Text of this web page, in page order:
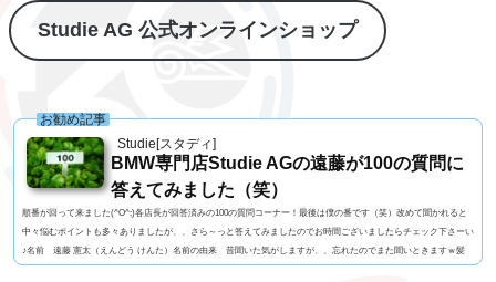
Studie AG 公式オンラインショップ
Studie[スタディ]
お勧め記事
BMW専門店Studie AGの遠藤が100の質問に
答えてみました（笑）
順番が回って来ました(^O^;)各店長が回答済みの100の質問コーナー！最後は僕の番です（笑）改めて聞かれると
中々悩むポイントも多々ありましたが、、さら～っと答えてみましたのでお時間ございましたらチェック下さーい
♪名前 遠藤 憲太（えんどう けんた）名前の由来 昔聞いた気がしますが、、忘れたのでまた聞いときますｗ髪
型 大阪おばちゃん風もじゃもじゃパーマ！視力 左右とも1.0今の服装 Tシャツ+ジョガーパンツ利き手 手は